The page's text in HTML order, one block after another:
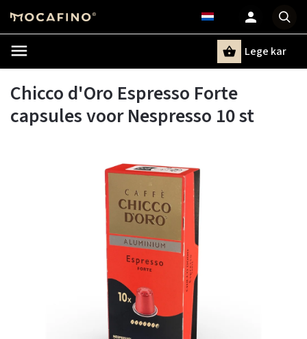
Lege kar
Chicco d'Oro Espresso Forte
capsules voor Nespresso 10 st